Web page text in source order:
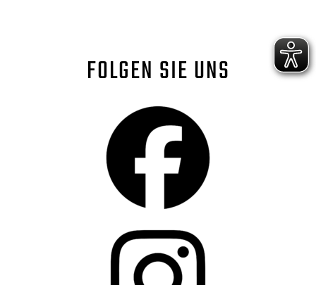
FOLGEN SIE UNS